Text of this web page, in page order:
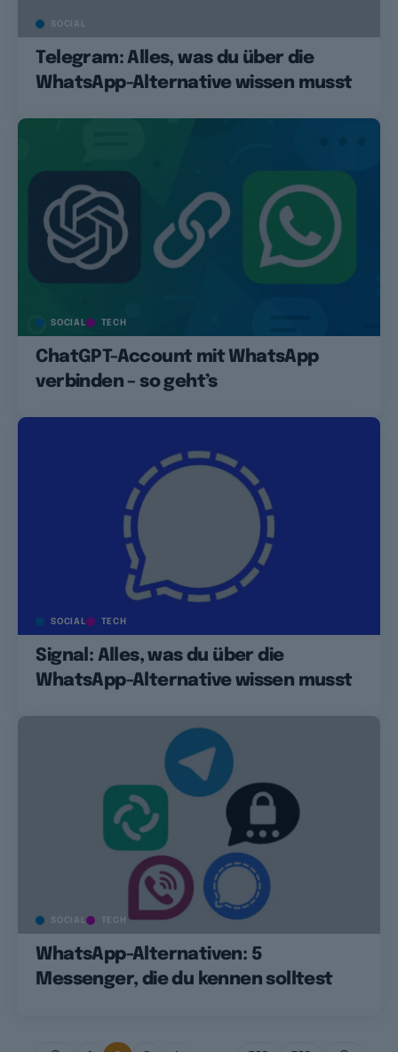
SOCIAL
Telegram: Alles, was du über die
WhatsApp-Alternative wissen musst
SOCIAL TECH
ChatGPT-Account mit WhatsApp
verbinden – so geht’s
SOCIAL TECH
Signal: Alles, was du über die
WhatsApp-Alternative wissen musst
SOCIAL TECH
WhatsApp-Alternativen: 5
Messenger, die du kennen solltest